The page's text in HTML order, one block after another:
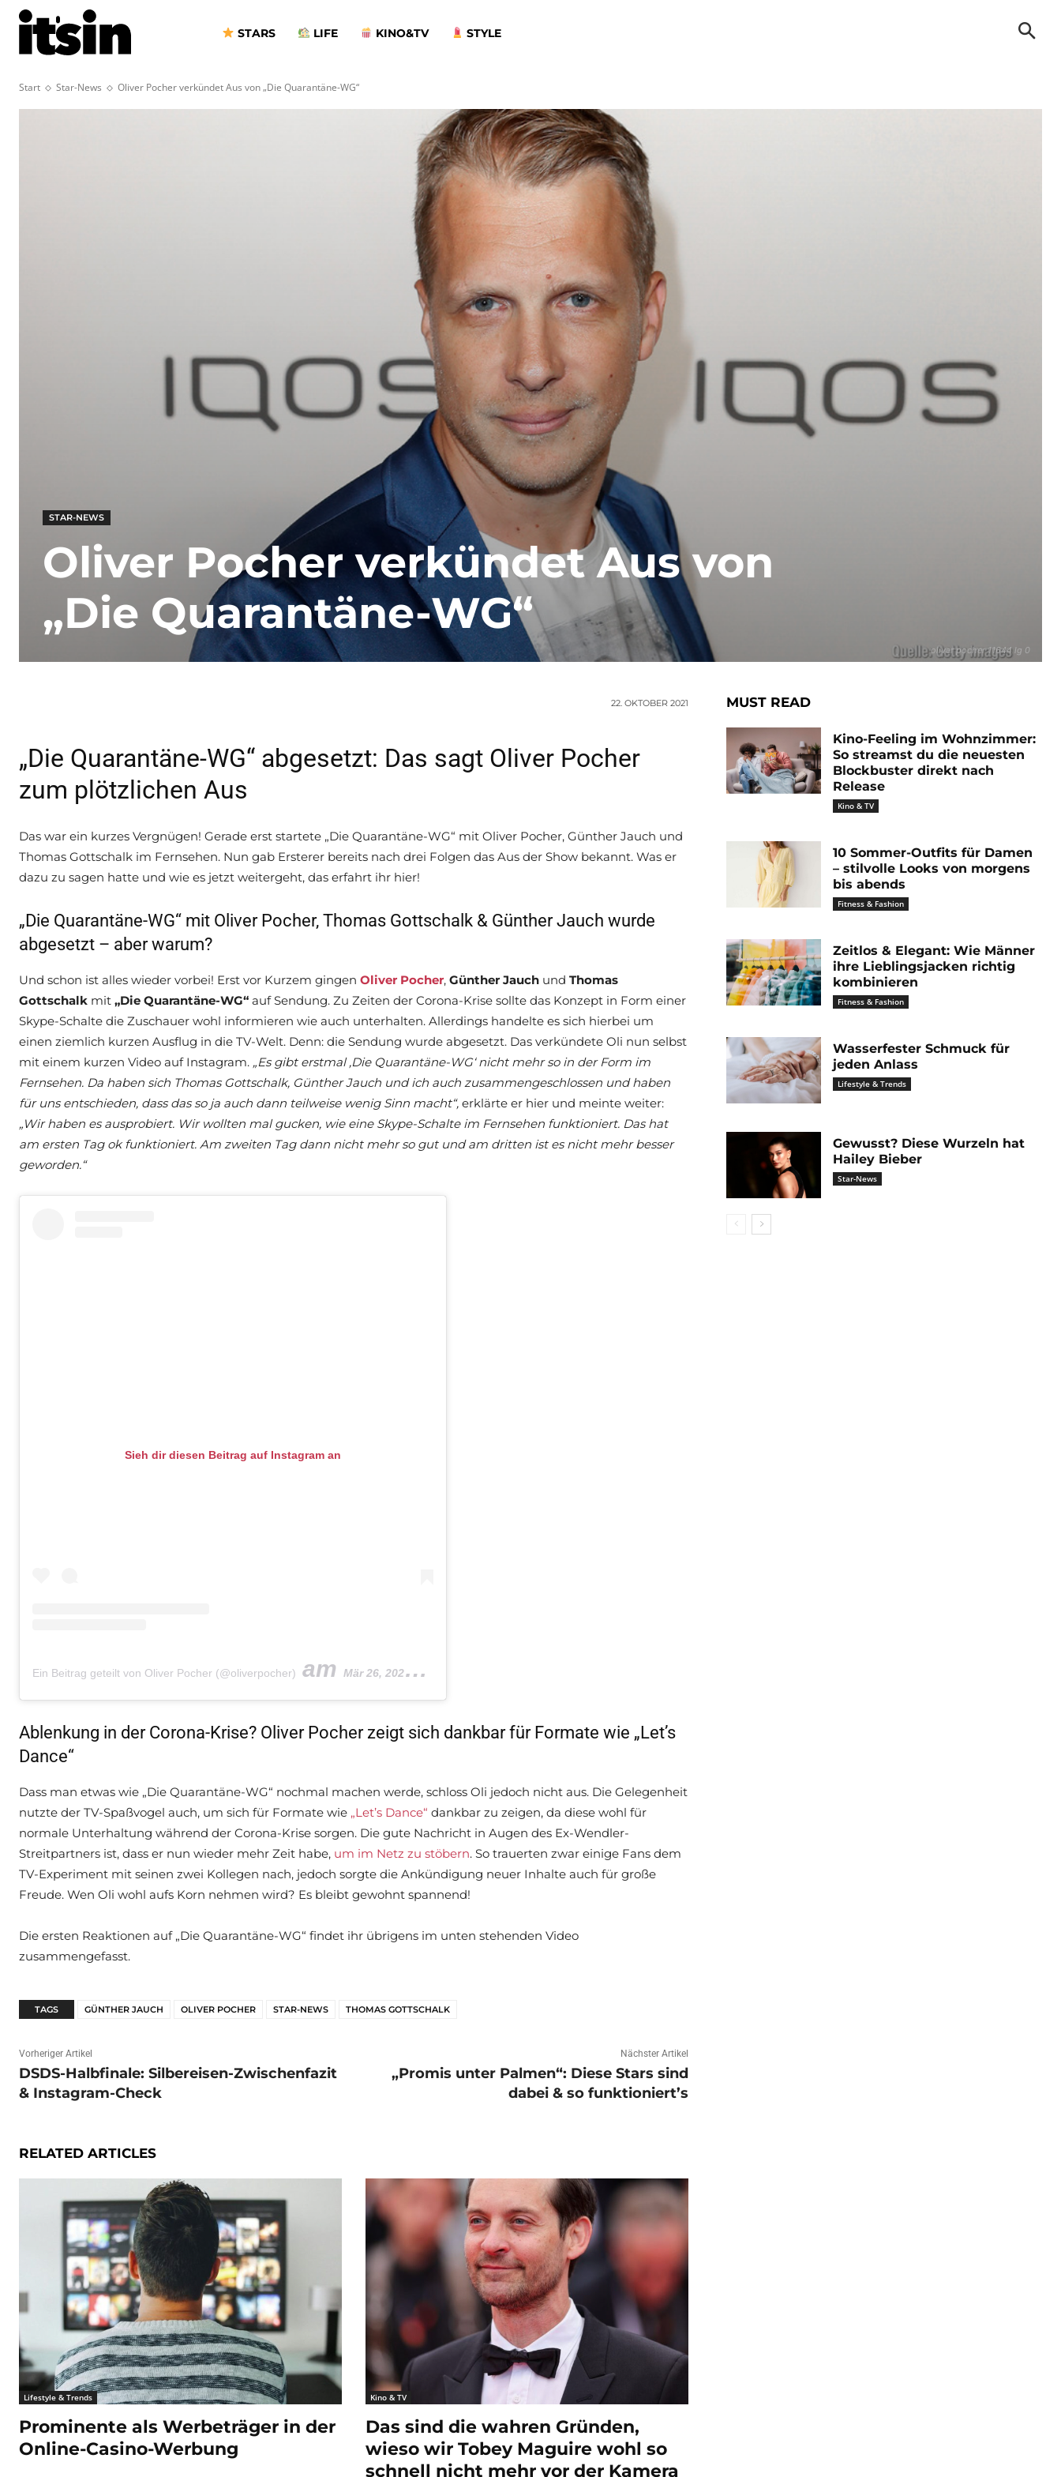
STARS LIFE KINO&TV STYLE
Start Star-News Oliver Pocher verkündet Aus von „Die Quarantäne-WG“
oliver pocher 11644 lg 0
STAR-NEWS
Oliver Pocher verkündet Aus von
„Die Quarantäne-WG“
22. OKTOBER 2021
„Die Quarantäne-WG“ abgesetzt: Das sagt Oliver Pocher
zum plötzlichen Aus
Das war ein kurzes Vergnügen! Gerade erst startete „Die Quarantäne-WG“ mit Oliver Pocher, Günther Jauch und
Thomas Gottschalk im Fernsehen. Nun gab Ersterer bereits nach drei Folgen das Aus der Show bekannt. Was er
dazu zu sagen hatte und wie es jetzt weitergeht, das erfahrt ihr hier!
„Die Quarantäne-WG“ mit Oliver Pocher, Thomas Gottschalk & Günther Jauch wurde
abgesetzt – aber warum?
Und schon ist alles wieder vorbei! Erst vor Kurzem gingen Oliver Pocher, Günther Jauch und Thomas
Gottschalk mit „Die Quarantäne-WG“ auf Sendung. Zu Zeiten der Corona-Krise sollte das Konzept in Form einer
Skype-Schalte die Zuschauer wohl informieren wie auch unterhalten. Allerdings handelte es sich hierbei um
einen ziemlich kurzen Ausflug in die TV-Welt. Denn: die Sendung wurde abgesetzt. Das verkündete Oli nun selbst
mit einem kurzen Video auf Instagram. „Es gibt erstmal ‚Die Quarantäne-WG‘ nicht mehr so in der Form im
Fernsehen. Da haben sich Thomas Gottschalk, Günther Jauch und ich auch zusammengeschlossen und haben
für uns entschieden, dass das so ja auch dann teilweise wenig Sinn macht“, erklärte er hier und meinte weiter:
„Wir haben es ausprobiert. Wir wollten mal gucken, wie eine Skype-Schalte im Fernsehen funktioniert. Das hat
am ersten Tag ok funktioniert. Am zweiten Tag dann nicht mehr so gut und am dritten ist es nicht mehr besser
geworden.“
Sieh dir diesen Beitrag auf Instagram an
Ein Beitrag geteilt von Oliver Pocher (@oliverpocher) am Mär 26, 2020 um 8:08 PDT
Ablenkung in der Corona-Krise? Oliver Pocher zeigt sich dankbar für Formate wie „Let’s
Dance“
Dass man etwas wie „Die Quarantäne-WG“ nochmal machen werde, schloss Oli jedoch nicht aus. Die Gelegenheit
nutzte der TV-Spaßvogel auch, um sich für Formate wie „Let’s Dance“ dankbar zu zeigen, da diese wohl für
normale Unterhaltung während der Corona-Krise sorgen. Die gute Nachricht in Augen des Ex-Wendler-
Streitpartners ist, dass er nun wieder mehr Zeit habe, um im Netz zu stöbern. So trauerten zwar einige Fans dem
TV-Experiment mit seinen zwei Kollegen nach, jedoch sorgte die Ankündigung neuer Inhalte auch für große
Freude. Wen Oli wohl aufs Korn nehmen wird? Es bleibt gewohnt spannend!
Die ersten Reaktionen auf „Die Quarantäne-WG“ findet ihr übrigens im unten stehenden Video
zusammengefasst.
TAGS GÜNTHER JAUCH OLIVER POCHER STAR-NEWS THOMAS GOTTSCHALK
Vorheriger Artikel
DSDS-Halbfinale: Silbereisen-Zwischenfazit
& Instagram-Check
Nächster Artikel
„Promis unter Palmen“: Diese Stars sind
dabei & so funktioniert’s
RELATED ARTICLES
Lifestyle & Trends
Prominente als Werbeträger in der
Online-Casino-Werbung
Kino & TV
Das sind die wahren Gründen,
wieso wir Tobey Maguire wohl so
schnell nicht mehr vor der Kamera
MUST READ
Kino-Feeling im Wohnzimmer:
So streamst du die neuesten
Blockbuster direkt nach
Release
Kino & TV
10 Sommer-Outfits für Damen
– stilvolle Looks von morgens
bis abends
Fitness & Fashion
Zeitlos & Elegant: Wie Männer
ihre Lieblingsjacken richtig
kombinieren
Fitness & Fashion
Wasserfester Schmuck für
jeden Anlass
Lifestyle & Trends
Gewusst? Diese Wurzeln hat
Hailey Bieber
Star-News